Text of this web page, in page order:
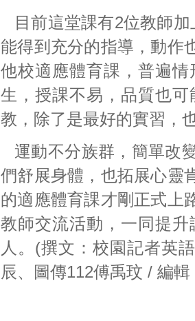
目前這堂課有2位教師
能得到充分的指導，動作
他校適應體育課，普遍
生，授課不易，品質也
教，除了是最好的實習，
運動不分族群，簡單改
們舒展身體，也拓展心靈
的適應體育課才剛正式上
教師交流活動，一同提
人。(撰文：校園記者英
辰、圖傳112傅禹玟 / 編